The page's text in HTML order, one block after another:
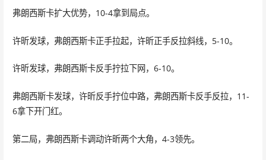
弗朗西斯卡扩大优势，10-4拿到局点。
许昕发球，弗朗西斯卡正手拉起，许昕正手反拉斜线，5-10。
许昕发球，弗朗西斯卡反手拧拉下网，6-10。
弗朗西斯卡发球，许昕反手拧位中路，弗朗西斯卡反手反拉，11-
6拿下开门红。
第二局，弗朗西斯卡调动许昕两个大角，4-3领先。